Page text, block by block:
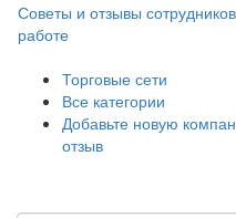
Советы и отзывы
работе
Торговые сети
Все категории
Добавьте новую
отзыв